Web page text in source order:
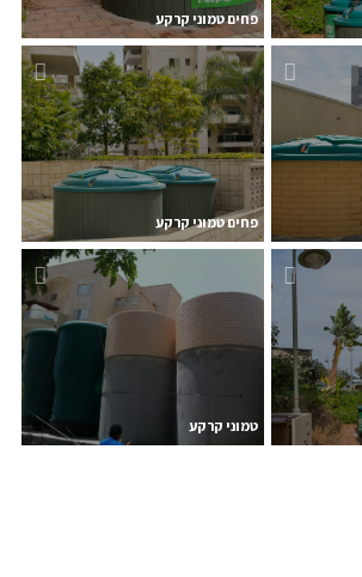
פחים טמוני קרקע
פחים טמוני קרקע
טמוני קרקע